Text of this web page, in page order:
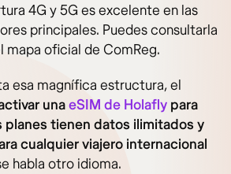
4G y 5G es excelente en las
principales. Puedes consultarla
mapa oficial de ComReg.
esa magnífica estructura, el
unaeSIM de Holafly para
planes tienen datos ilimitados y
cualquier viajero internacional
habla otro idioma.